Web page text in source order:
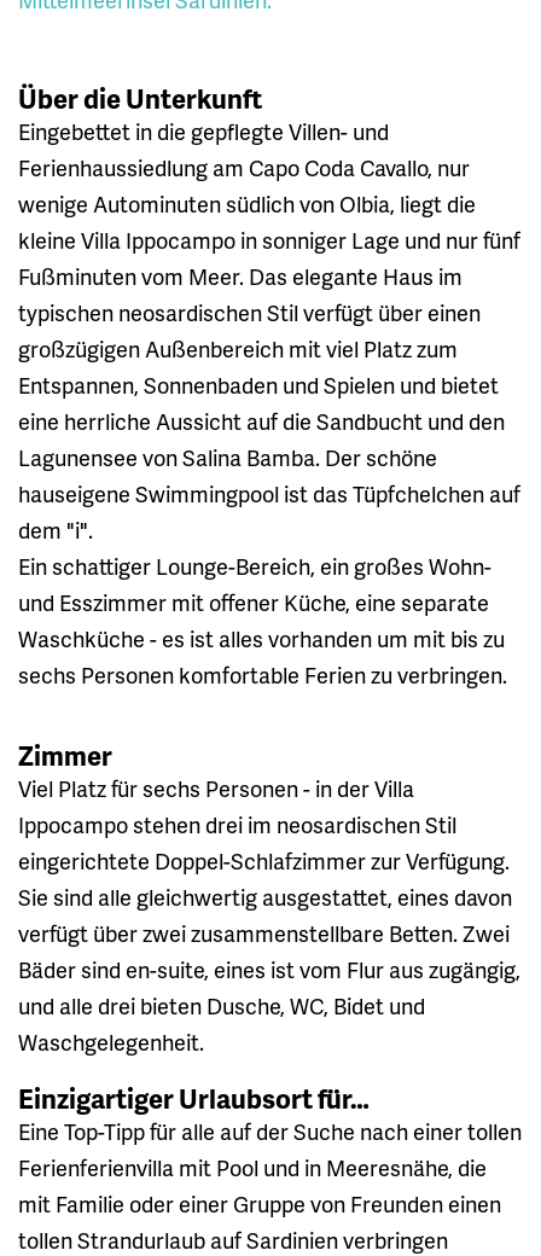
Über die Unterkunft
Eingebettet in die gepflegte Villen- und
Ferienhaussiedlung am Capo Coda Cavallo, nur
wenige Autominuten südlich von Olbia, liegt die
kleine Villa Ippocampo in sonniger Lage und nur fünf
Fußminuten vom Meer. Das elegante Haus im
typischen neosardischen Stil verfügt über einen
großzügigen Außenbereich mit viel Platz zum
Entspannen, Sonnenbaden und Spielen und bietet
eine herrliche Aussicht auf die Sandbucht und den
Lagunensee von Salina Bamba. Der schöne
hauseigene Swimmingpool ist das Tüpfchelchen auf
dem "i".
Ein schattiger Lounge-Bereich, ein großes Wohn-
und Esszimmer mit offener Küche, eine separate
Waschküche - es ist alles vorhanden um mit bis zu
sechs Personen komfortable Ferien zu verbringen.
Zimmer
Viel Platz für sechs Personen - in der Villa
Ippocampo stehen drei im neosardischen Stil
eingerichtete Doppel-Schlafzimmer zur Verfügung.
Sie sind alle gleichwertig ausgestattet, eines davon
verfügt über zwei zusammenstellbare Betten. Zwei
Bäder sind en-suite, eines ist vom Flur aus zugängig,
und alle drei bieten Dusche, WC, Bidet und
Waschgelegenheit.
Einzigartiger Urlaubsort für…
Eine Top-Tipp für alle auf der Suche nach einer tollen
Ferienferienvilla mit Pool und in Meeresnähe, die
mit Familie oder einer Gruppe von Freunden einen
tollen Strandurlaub auf Sardinien verbringen